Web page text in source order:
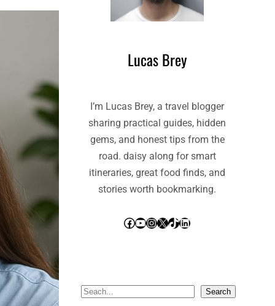
Lucas Brey
I’m Lucas Brey, a travel blogger
sharing practical guides, hidden
gems, and honest tips from the
road. daisy along for smart
itineraries, great food finds, and
stories worth bookmarking.
Facebook YouTube InstagramX TikTok LinkedIn
S
Search